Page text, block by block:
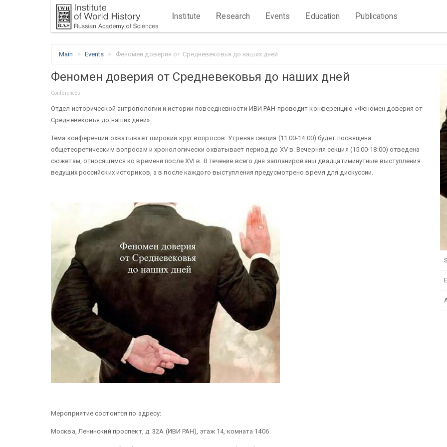
Institute Research Events Education Publications
Main Events Феномен доверия от Средневековья до наших дней
Феномен доверия от Средневековья до наших дней
Conferences
Отдел исторической антропологии и истории повседневности ИВИ РАН проводит конференцию «Феномен доверия от
Средневековья до наших дней».
Тема конференции охватывает широкий круг вопросов. Утреняя секция (11:00-14:00) будет посвящена
общетеоретическим вопросам и хронологически охватывает период до XV в. Вечерняя секция (15:00-18:00) отведена
сюжетам, относящимся ко времени после XVI в. В течение всего дня запланированы двадцатиминутные выступления
ведущих российских историков, а в после каждого выступления предусмотрено время для дискуссии.
Мероприятие состоится по адресу:
Москва, Ленинский проспект, д.32А (ИВИ РАН), этаж 14, комната 1406